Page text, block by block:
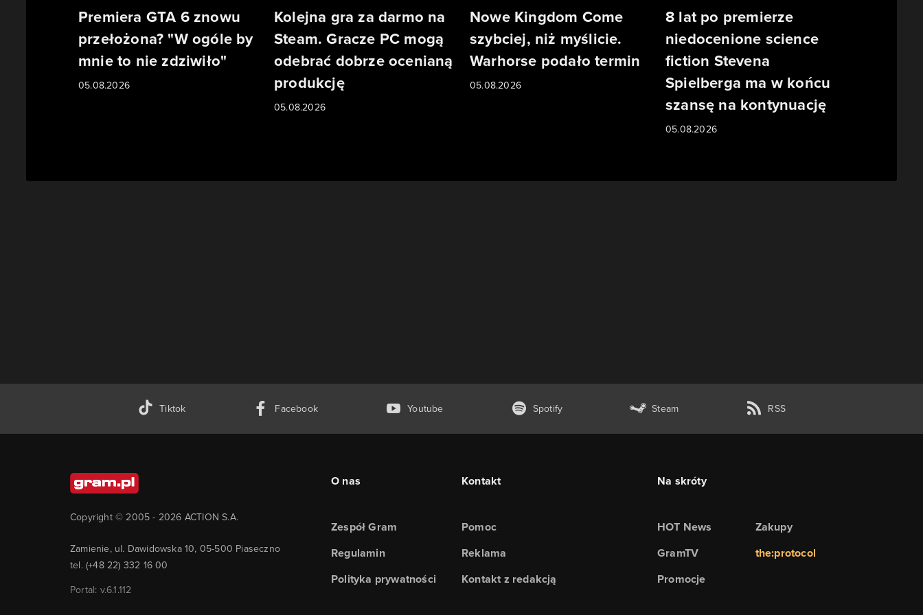
Premiera GTA 6 znowu
przełożona? "W ogóle by
mnie to nie zdziwiło"
05.08.2026
Kolejna gra za darmo na
Steam. Gracze PC mogą
odebrać dobrze ocenianą
produkcję
05.08.2026
Nowe Kingdom Come
szybciej, niż myślicie.
Warhorse podało termin
05.08.2026
8 lat po premierze
niedocenione science
fiction Stevena
Spielberga ma w końcu
szansę na kontynuację
05.08.2026
Tiktok Facebook Youtube Spotify Steam RSS
Copyright © 2005 - 2026 ACTION S.A.
Zamienie, ul. Dawidowska 10, 05-500 Piaseczno
tel. (+48 22) 332 16 00
Portal: v.6.1.112
O nas
Zespół Gram
Regulamin
Polityka prywatności
Kontakt
Pomoc
Reklama
Kontakt z redakcją
Na skróty
HOT News
GramTV
Promocje
Zakupy
the:protocol